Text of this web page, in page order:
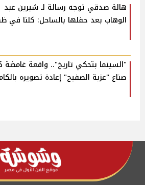
هالة صدقي توجه رسالة لـ شيرين عبد
الوهاب بعد حفلها بالساحل: كلنا في
"السينما بتحكي تاريخ".. واقعة غامضة
صناع "عزبة الصفيح" إعادة تصويره